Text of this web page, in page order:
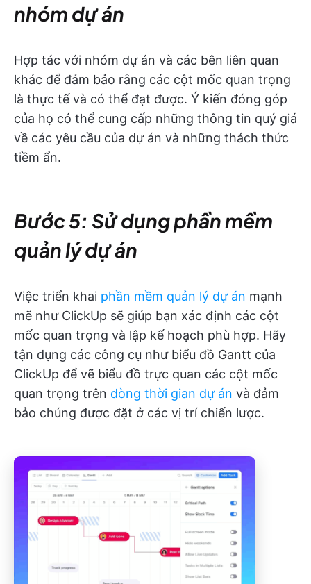
nhóm dự án
Hợp tác với nhóm dự án và các bên liên quan
khác để đảm bảo rằng các cột mốc quan trọng
là thực tế và có thể đạt được. Ý kiến đóng góp
của họ có thể cung cấp những thông tin quý giá
về các yêu cầu của dự án và những thách thức
tiềm ẩn.
Bước 5: Sử dụng phần mềm
quản lý dự án
Việc triển khai phần mềm quản lý dự án mạnh
mẽ như ClickUp sẽ giúp bạn xác định các cột
mốc quan trọng và lập kế hoạch phù hợp. Hãy
tận dụng các công cụ như biểu đồ Gantt của
ClickUp để vẽ biểu đồ trực quan các cột mốc
quan trọng trên dòng thời gian dự án và đảm
bảo chúng được đặt ở các vị trí chiến lược.